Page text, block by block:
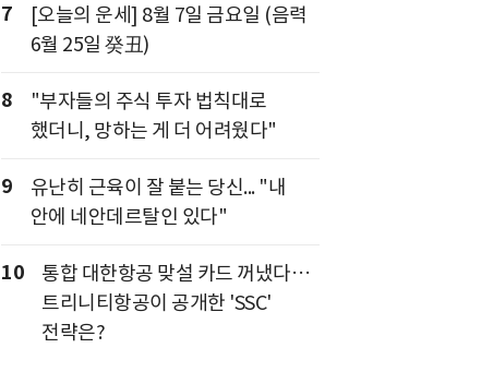
7
[오늘의 운세] 8월 7일 금요일 (음력
6월 25일 癸丑)
8
"부자들의 주식 투자 법칙대로
했더니, 망하는 게 더 어려웠다"
9
유난히 근육이 잘 붙는 당신... "내
안에 네안데르탈인 있다"
10
통합 대한항공 맞설 카드 꺼냈다…
트리니티항공이 공개한 'SSC'
전략은?